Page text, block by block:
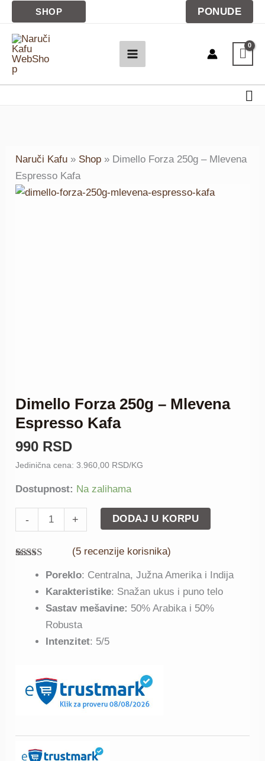
sadržaj
SHOP PONUDE
Naruči Kafu » Shop » Dimello Forza 250g – Mlevena
Espresso Kafa
Dimello Forza 250g – Mlevena
Espresso Kafa
990 RSD
Jedinična cena: 3.960,00 RSD/KG
Dostupnost: Na zalihama
-
Dimello
+ DODAJ U KORPU
od 5
na osnovu
kupaca
(5recenzije korisnika)
Poreklo: Centralna, Južna Amerika i Indija
Karakteristike: Snažan ukus i puno telo
Sastav mešavine: 50% Arabika i 50%
Robusta
Intenzitet: 5/5
-
količina